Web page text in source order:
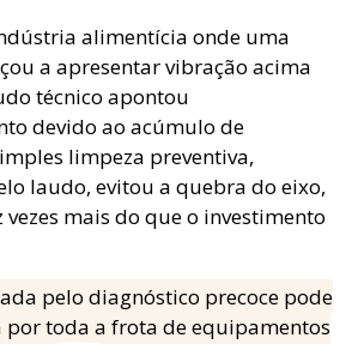
alimentícia onde uma
a apresentar vibração acima
técnico apontou
devido ao acúmulo de
limpeza preventiva,
laudo, evitou a quebra do eixo,
mais do que o investimento
pelo diagnóstico precoce pode
toda a frota de equipamentos